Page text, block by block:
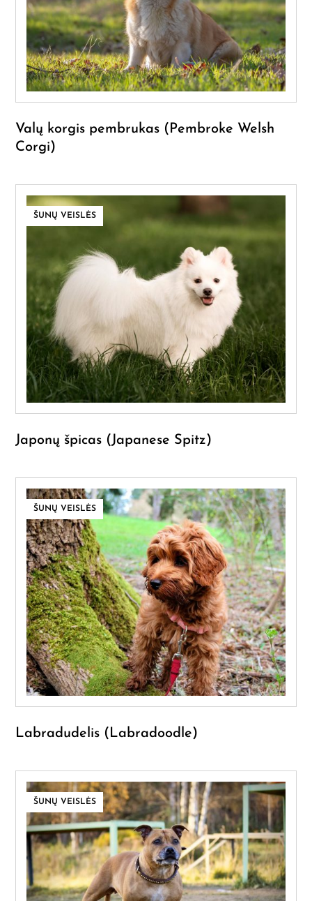
Valų korgis pembrukas (Pembroke Welsh
Corgi)
ŠUNŲ VEISLĖS
Japonų špicas (Japanese Spitz)
ŠUNŲ VEISLĖS
Labradudelis (Labradoodle)
ŠUNŲ VEISLĖS